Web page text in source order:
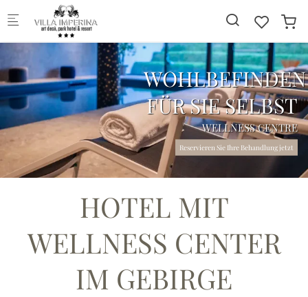
Skip to main content
WOHLBEFINDEN
FÜR SIE SELBST
WELLNESS CENTRE
Reservieren Sie Ihre Behandlung jetzt
HOTEL MIT
WELLNESS CENTER
IM GEBIRGE